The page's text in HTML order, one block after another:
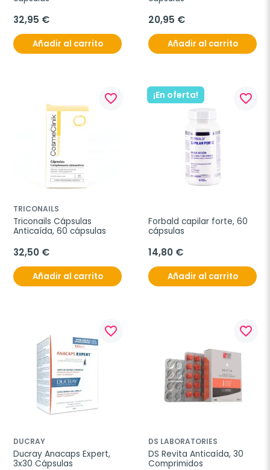
32,95 €
Añadir al carrito
20,95 €
Añadir al carrito
favorite_border
TRICONAILS
Triconails Cápsulas
Anticaída, 60 cápsulas
32,50 €
Añadir al carrito
¡En oferta! favorite_border
Forbald capilar forte, 60
cápsulas
14,80 €
Añadir al carrito
favorite_border
DUCRAY
Ducray Anacaps Expert,
3x30 Cápsulas
favorite_border
DS LABORATORIES
DS Revita Anticaída, 30
Comprimidos